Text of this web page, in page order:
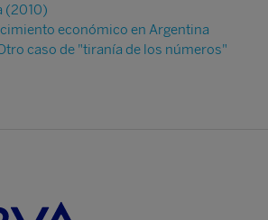
(2010)
económico en Argentina
caso de "tiranía de los números"